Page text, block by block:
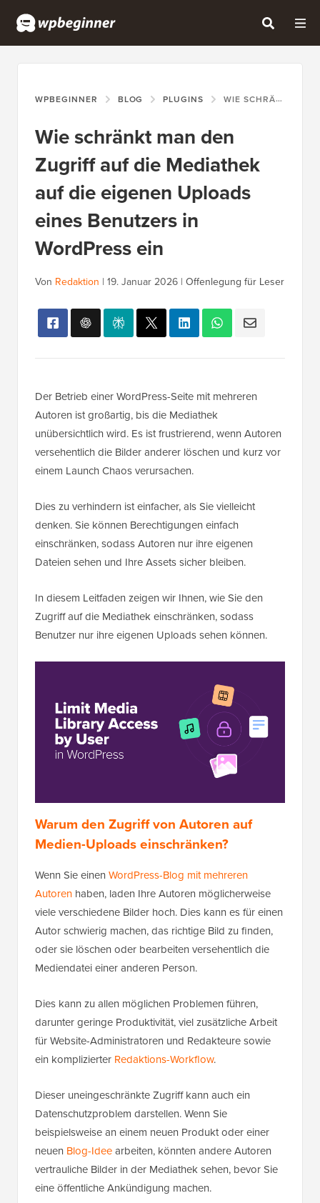
WPBEGINNER BLOG PLUGINS WIE SCHRÄNKT MAN DEN ZUGRIFF AUF DIE MEDIATHEK AUF DIE EIGENEN UPLOADS EINES BENUTZERS IN WORDPRESS EIN
Wie schränkt man den
Zugriff auf die Mediathek
auf die eigenen Uploads
eines Benutzers in
WordPress ein
Von Redaktion | 19. Januar 2026 | Offenlegung für Leser
Der Betrieb einer WordPress-Seite mit mehreren
Autoren ist großartig, bis die Mediathek
unübersichtlich wird. Es ist frustrierend, wenn Autoren
versehentlich die Bilder anderer löschen und kurz vor
einem Launch Chaos verursachen.
Dies zu verhindern ist einfacher, als Sie vielleicht
denken. Sie können Berechtigungen einfach
einschränken, sodass Autoren nur ihre eigenen
Dateien sehen und Ihre Assets sicher bleiben.
In diesem Leitfaden zeigen wir Ihnen, wie Sie den
Zugriff auf die Mediathek einschränken, sodass
Benutzer nur ihre eigenen Uploads sehen können.
Warum den Zugriff von Autoren auf
Medien-Uploads einschränken?
Wenn Sie einen WordPress-Blog mit mehreren
Autoren haben, laden Ihre Autoren möglicherweise
viele verschiedene Bilder hoch. Dies kann es für einen
Autor schwierig machen, das richtige Bild zu finden,
oder sie löschen oder bearbeiten versehentlich die
Mediendatei einer anderen Person.
Dies kann zu allen möglichen Problemen führen,
darunter geringe Produktivität, viel zusätzliche Arbeit
für Website-Administratoren und Redakteure sowie
ein komplizierter Redaktions-Workflow.
Dieser uneingeschränkte Zugriff kann auch ein
Datenschutzproblem darstellen. Wenn Sie
beispielsweise an einem neuen Produkt oder einer
neuen Blog-Ideearbeiten, könnten andere Autoren
vertrauliche Bilder in der Mediathek sehen, bevor Sie
eine öffentliche Ankündigung machen.